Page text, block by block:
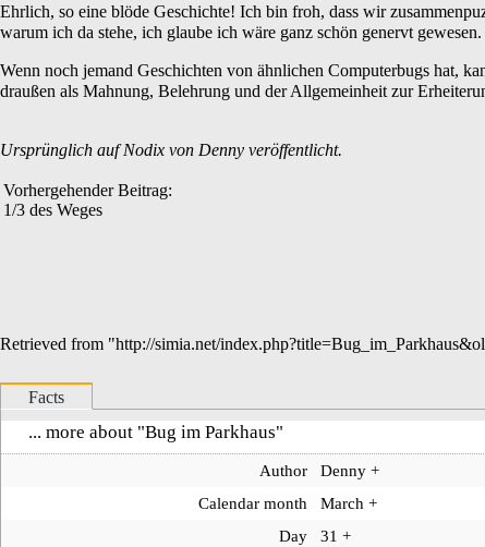
Ehrlich, so eine blöde Geschichte! Ich bin froh, dass wir
warum ich da stehe, ich glaube ich wäre ganz schön genervt
Wenn noch jemand Geschichten von ähnlichen Computerbugs hat,
draußen als Mahnung, Belehrung und der Allgemeinheit zur
Ursprünglich aufNodix von Denny veröffentlicht.
Vorhergehender Beitrag:
1/3 des Weges
Retrieved from "http://simia.net/
Facts
... more about "Bug im Parkhaus"
Author Denny +
Calendar month
March +
Day
31+